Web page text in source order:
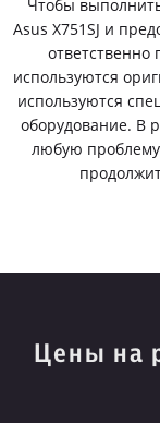
Чтобы
Asus X751SJ и
ответственно
используются
используются
оборудование. В
любую проблему
Цены на